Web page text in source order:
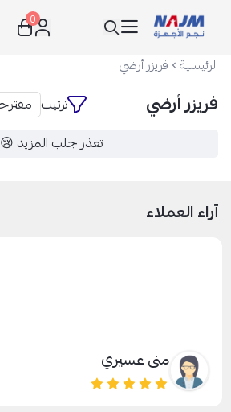
نجم الأجهزة
0
الرئيسية فريزر أرضي
فريزر أرضي
ترتيب
تعذر جلب المزيد 😢
آراء العملاء
منى عسيري